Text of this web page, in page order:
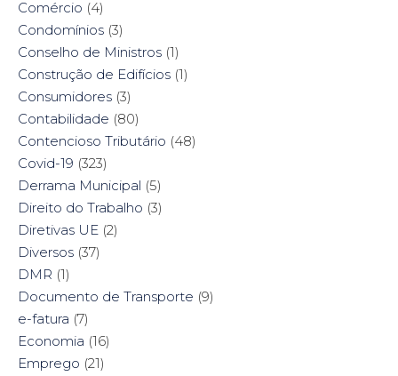
Comércio (4)
Condomínios (3)
Conselho de Ministros (1)
Construção de Edifícios (1)
Consumidores (3)
Contabilidade (80)
Contencioso Tributário (48)
Covid-19 (323)
Derrama Municipal (5)
Direito do Trabalho (3)
Diretivas UE (2)
Diversos (37)
DMR (1)
Documento de Transporte (9)
e-fatura (7)
Economia (16)
Emprego (21)